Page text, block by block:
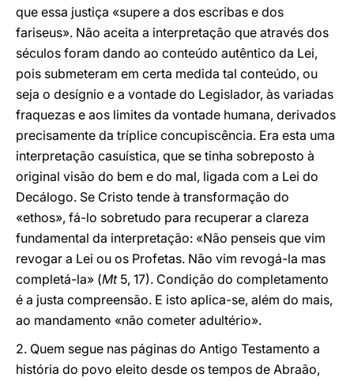
que essa justiça «supere a dos escribas e dos
fariseus». Não aceita a interpretação que através dos
séculos foram dando ao conteúdo autêntico da Lei,
pois submeteram em certa medida tal conteúdo, ou
seja o desígnio e a vontade do Legislador, às variadas
fraquezas e aos limites da vontade humana, derivados
precisamente da tríplice concupiscência. Era esta uma
interpretação casuística, que se tinha sobreposto à
original visão do bem e do mal, ligada com a Lei do
Decálogo. Se Cristo tende à transformação do
«ethos», fá-lo sobretudo para recuperar a clareza
fundamental da interpretação: «Não penseis que vim
revogar a Lei ou os Profetas. Não vim revogá-la mas
completá-la» (Mt5, 17). Condição do completamento
é a justa compreensão. E isto aplica-se, além do mais,
ao mandamento «não cometer adultério».
2. Quem segue nas páginas do Antigo Testamento a
história do povo eleito desde os tempos de Abraão,